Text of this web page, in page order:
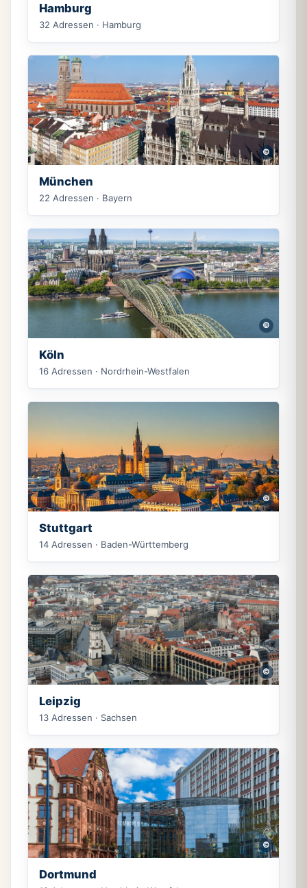
Hamburg
32 Adressen · Hamburg
©
München
22 Adressen · Bayern
©
Köln
16 Adressen · Nordrhein-Westfalen
©
Stuttgart
14 Adressen · Baden-Württemberg
©
Leipzig
13 Adressen · Sachsen
©
Dortmund